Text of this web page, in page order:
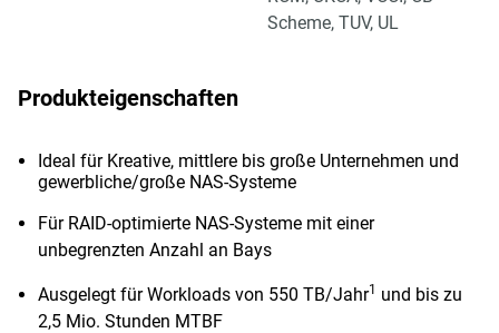
Scheme, TUV, UL
Produkteigenschaften
Ideal für Kreative, mittlere bis große Unternehmen und
gewerbliche/große NAS-Systeme
Für RAID-optimierte NAS-Systeme mit einer
unbegrenzten Anzahl an Bays
Ausgelegt für Workloads von 550 TB/Jahr1
und bis zu
2,5 Mio. Stunden MTBF